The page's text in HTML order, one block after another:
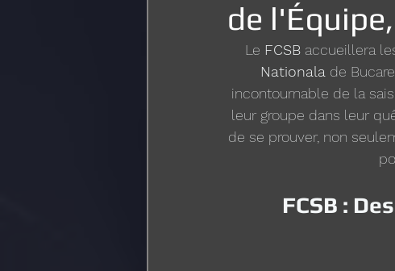
de
Le FCSB accueillera
Nationala de
incontournable de la
leur groupe dans leur
de se prouver, non
FCSB :